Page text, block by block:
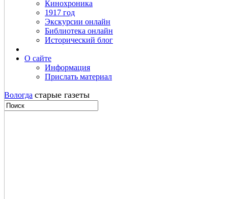
Кинохроника
1917 год
Экскурсии онлайн
Библиотека онлайн
Исторический блог
О сайте
Информация
Прислать материал
Вологда старые газеты